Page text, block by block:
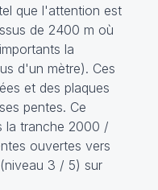
que l'attention est
de 2400 m où
la
d'un mètre). Ces
et des plaques
pentes. Ce
la tranche 2000 /
ouvertes vers
3 / 5) sur